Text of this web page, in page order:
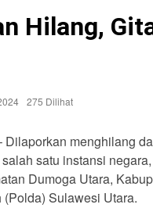
Hilang,
275 Dilihat
Dilaporkan menghilang
satu instansi
Dumoga Utara,
Sulawesi Utara.